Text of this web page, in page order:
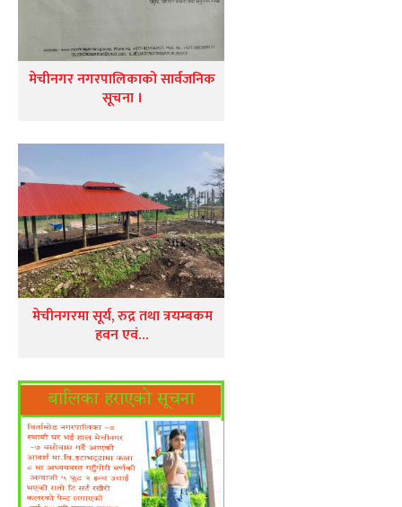
मेचीनगर नगरपालिकाको सार्वजनिक
सूचना ।
मेचीनगरमा सूर्य, रुद्र तथा त्रयम्बकम
हवन एवं…